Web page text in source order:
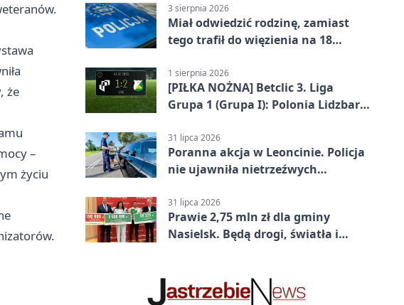
że
–
życiu
3 sierpnia 2026
Miał odwiedzić rodzinę, zamiast
tego trafił do więzienia na 18
1 sierpnia 2026
[PIŁKA NOŻNA] Betclic 3. Liga
Grupa 1 (Grupa I): Polonia Lidzbark
Mazowiecki 1:2
31 lipca 2026
Poranna akcja w Leoncinie. Policja
nie ujawniła nietrzeźwych
31 lipca 2026
Prawie 2,75 mln zł dla gminy
Nasielsk. Będą drogi, światła i